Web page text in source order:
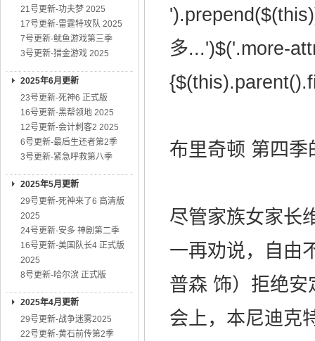
21号更新-功夫梦 2025
17号更新-雷霆特攻队 2025
7号更新-鱿鱼游戏第三季
3号更新-猎金游戏 2025
2025年6月更新
23号更新-死神6 正式版
16号更新-黑帮领地 2025
12号更新-会计刺客2 2025
6号更新-最后生还者第2季
3号更新-紧急呼救第八季
2025年5月更新
29号更新-死神来了6 高清版
2025
24号更新-安多 神剧第二季
16号更新-美国队长4 正式版
2025
8号更新-哈尔滨 正式版
2025年4月更新
29号更新-战争迷雾2025
22号更新-黄石前传第2季
多...')$('.more-
布里奇顿 第四季
尽管家族女家长
一再劝说，自由
普森 饰）拒绝
会上，本尼迪克